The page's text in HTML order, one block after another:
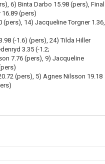
6) Binta Darbo 15.98 (pers), Final
16.89 (pers)
(pers), 14) Jacqueline Torgner 1.36,
(-1.6) (pers), 24) Tilda Hiller
3.35 (-1.2;
7.76 (pers), 9) Jacqueline
(pers), 5) Agnes Nilsson 19.18